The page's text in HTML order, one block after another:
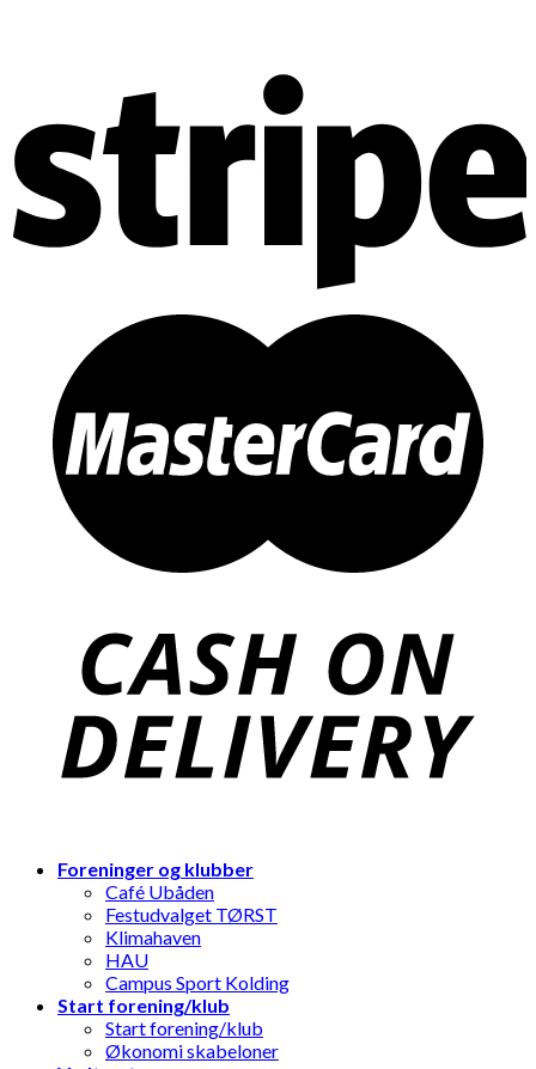
Foreninger og klubber
Café Ubåden
Festudvalget TØRST
Klimahaven
HAU
Campus Sport Kolding
Start forening/klub
Start forening/klub
Økonomi skabeloner